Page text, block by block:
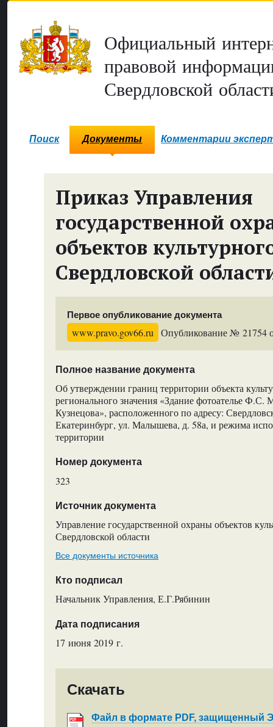
Официальный
правовой
Свердловской
Поиск Документы Комментарии
Приказ Управления
государственной
объектов
Свердловской
Первое опубликование документа
www.pravo.gov66.ru Опубликование № 21754
Полное название документа
Об утверждении границ территории объекта
регионального значения «Здание фотоателье
Кузнецова», расположенного по адресу:
Екатеринбург, ул. Малышева, д. 58а, и режима
территории
Номер документа
323
Источник документа
Управление государственной охраны объектов
Свердловской области
Все документы источника
Кто подписал
Начальник Управления, Е.Г.Рябинин
Дата подписания
17 июня 2019 г.
Скачать
Файл в формате PDF, защищенный